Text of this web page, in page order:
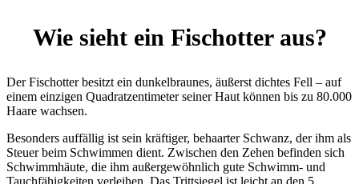
Wie sieht ein Fischotter aus?
Der Fischotter besitzt ein dunkelbraunes, äußerst dichtes Fell – auf
einem einzigen Quadratzentimeter seiner Haut können bis zu 80.000
Haare wachsen.
Besonders auffällig ist sein kräftiger, behaarter Schwanz, der ihm als
Steuer beim Schwimmen dient. Zwischen den Zehen befinden sich
Schwimmhäute, die ihm außergewöhnlich gute Schwimm- und
Tauchfähigkeiten verleihen. Das Trittsiegel ist leicht an den 5